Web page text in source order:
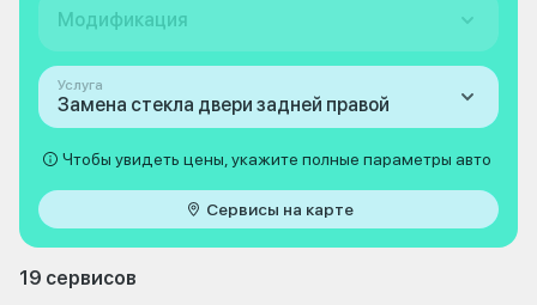
Модификация
Услуга
Замена стекла двери задней правой
Чтобы увидеть цены, укажите полные параметры авто
Сервисы на карте
19 сервисов